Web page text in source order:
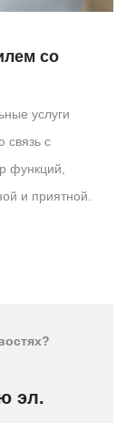
со
услуги
связь с
функций,
и приятной.
эл.